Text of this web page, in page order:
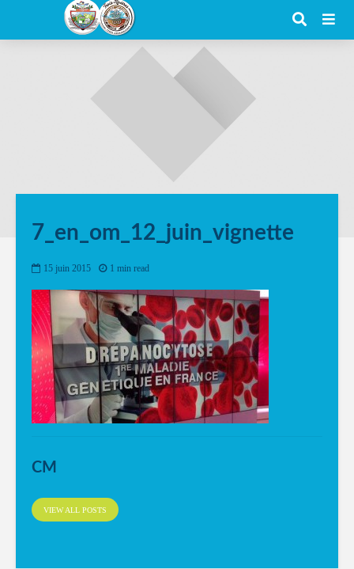
7_en_om_12_juin_vignette
15 juin 2015 1 min read
CM
VIEW ALL POSTS